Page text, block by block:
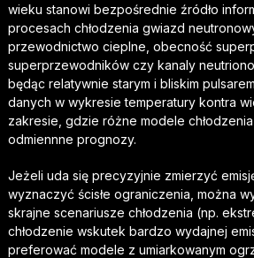
wieku stanowi bezpośrednie źródło
procesach chłodzenia gwiazd
przewodnictwo cieplne, obecność
superprzewodników czy kanaly
będąc relatywnie starym i bliskim
danych w wykresie temperatury kontra
zakresie, gdzie różne modele
odmiennne prognozy.
Jeżeli uda się precyzyjnie zmierzyć
wyznaczyć ścisłe ograniczenia, można
skrajne scenariusze chłodzenia (np.
chłodzenie wskutek bardzo wydajnej
preferować modele z umiarkowanym